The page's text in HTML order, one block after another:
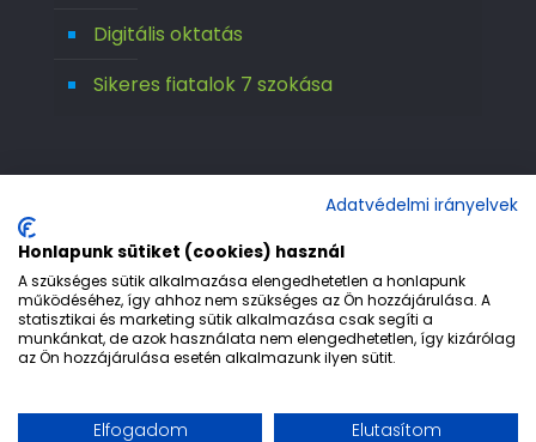
Digitális oktatás
Sikeres fiatalok 7 szokása
© 1992-2026 Európa 2000 Gimnázium. All
Rights Reserved.
Etika
Adatvédelem
Jogi nyilatkozat
Adatvédelmi irányelvek
Honlapunk sütiket (cookies) használ
A szükséges sütik alkalmazása elengedhetetlen a honlapunk
működéséhez, így ahhoz nem szükséges az Ön hozzájárulása. A
statisztikai és marketing sütik alkalmazása csak segíti a
munkánkat, de azok használata nem elengedhetetlen, így kizárólag
az Ön hozzájárulása esetén alkalmazunk ilyen sütit.
Elfogadom Elutasítom